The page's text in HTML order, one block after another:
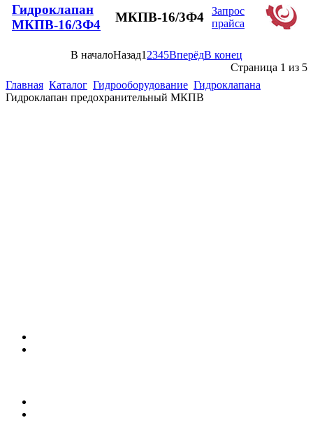
Гидроклапан
МКПВ-16/3Ф4
МКПВ-16/3Ф4
Запрос
прайса
В началоНазад1 2345ВперёдВ конец
Страница 1 из 5
Главная Каталог Гидрооборудование Гидроклапана
Гидроклапан предохранительный МКПВ